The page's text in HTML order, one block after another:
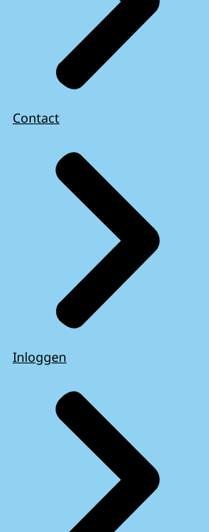
Contact
Inloggen